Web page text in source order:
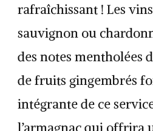
rafraîchissant ! Les
sauvignon ou
des notes mentholées
de fruits gingembrés
intégrante de ce
l’armagnac qui offrira